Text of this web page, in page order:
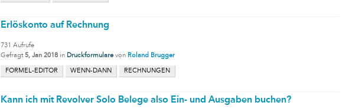
Erlöskonto auf Rechnung
731 Aufrufe
Gefragt 5, Jan 2018 in Druckformulare von Roland Brugger
FORMEL-EDITOR WENN-DANN RECHNUNGEN
Kann ich mit Revolver Solo Belege also Ein- und Ausgaben buchen?